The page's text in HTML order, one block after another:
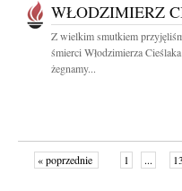
WŁODZIMIERZ
Z wielkim smutkiem
śmierci Włodzimierza
żegnamy...
« poprzednie 1 ... 13